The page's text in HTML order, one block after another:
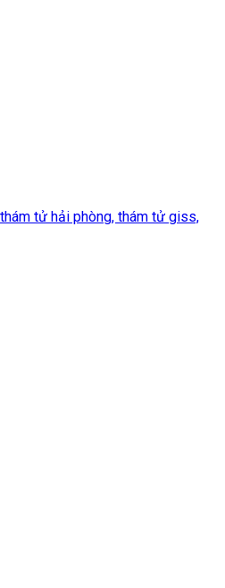
tử hải phòng, thám tử giss,